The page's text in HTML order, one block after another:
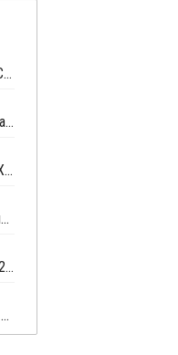
Белоруссия обнулила экспортные пошлины на СУГ
CF Industries приступила к строительству завода "чистого" аммиака за USD4 миллиарда
Геополитика перестраивает мировой рынок ПВХ — Китай лидирует в экспорте
Новый регламент по химпродукции вступит в силу в сентябре 2027 года
Европейский рынок композитных материалов к 2035 году вырастет до USD47,5 млрд
Mitsubishi Chemical увеличила выручку на 14% в первом квартале японского финансового года